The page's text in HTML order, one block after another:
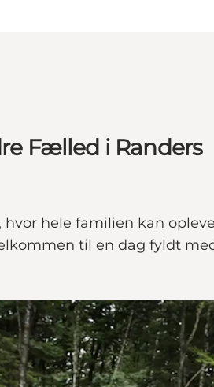
Fælled i Randers
hvor hele familien kan
til en dag fyldt